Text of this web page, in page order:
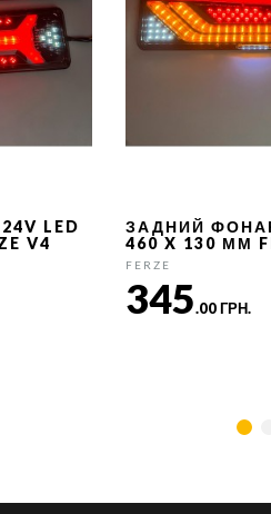
LED
V4
ЗАДНИЙ
460 X 130 ММ
FERZE
345.00 ГРН.